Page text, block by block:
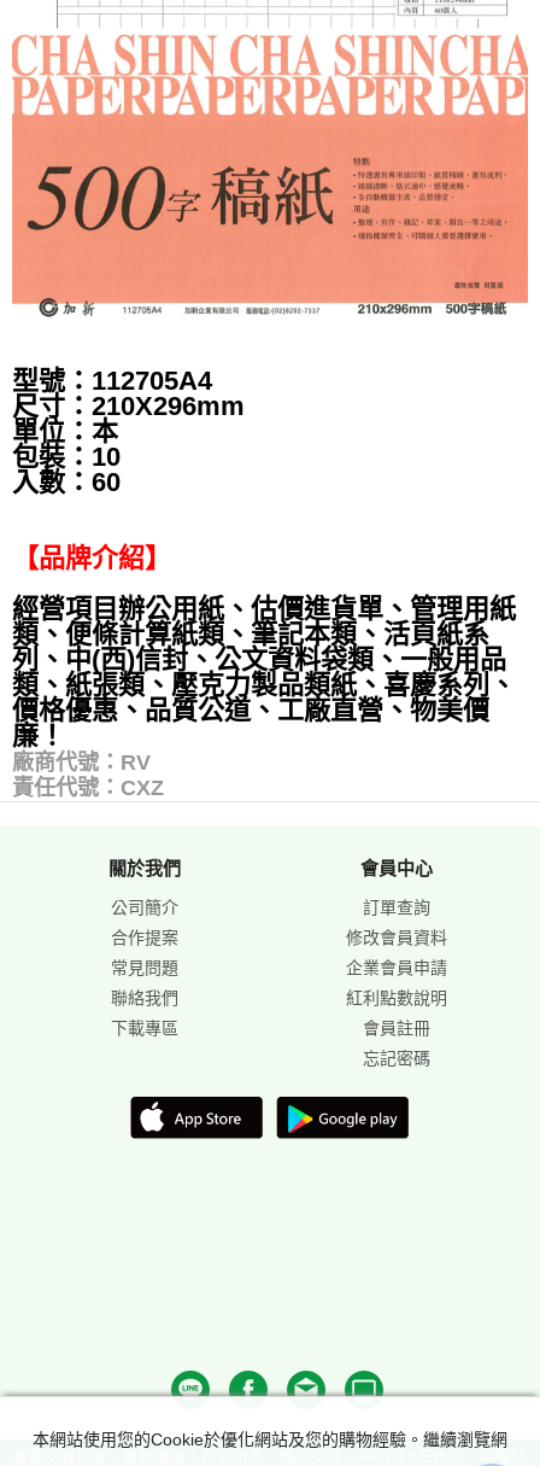
型號：112705A4
尺寸：210X296mm
單位：本
包裝：10
入數：60
【品牌介紹】
經營項目辦公用紙、估價進貨單、管理用紙
類、便條計算紙類、筆記本類、活頁紙系
列、中(西)信封、公文資料袋類、一般用品
類、紙張類、壓克力製品類紙、喜慶系列、
價格優惠、品質公道、工廠直營、物美價
廉！
廠商代號：RV
責任代號：CXZ
關於我們
公司簡介
合作提案
常見問題
聯絡我們
下載專區
會員中心
訂單查詢
修改會員資料
企業會員申請
紅利點數說明
會員註冊
忘記密碼
本網站使用您的Cookie於優化網站及您的購物經驗。繼續瀏覽網